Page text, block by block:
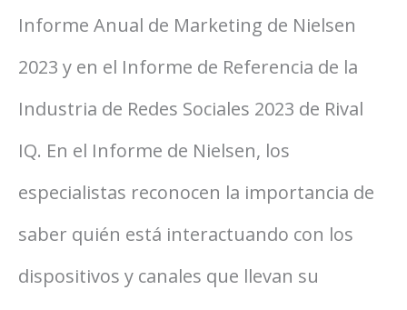
Informe Anual de Marketing de Nielsen
2023 y en el Informe de Referencia de la
Industria de Redes Sociales 2023 de Rival
IQ. En el Informe de Nielsen, los
especialistas reconocen la importancia de
saber quién está interactuando con los
dispositivos y canales que llevan su